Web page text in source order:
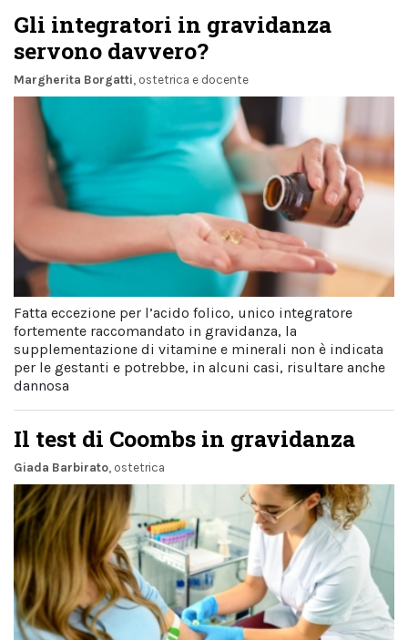
Gli integratori in gravidanza
servono davvero?
Margherita Borgatti, ostetrica e docente
Fatta eccezione per l’acido folico, unico integratore
fortemente raccomandato in gravidanza, la
supplementazione di vitamine e minerali non è indicata
per le gestanti e potrebbe, in alcuni casi, risultare anche
dannosa
Il test di Coombs in gravidanza
Giada Barbirato , ostetrica